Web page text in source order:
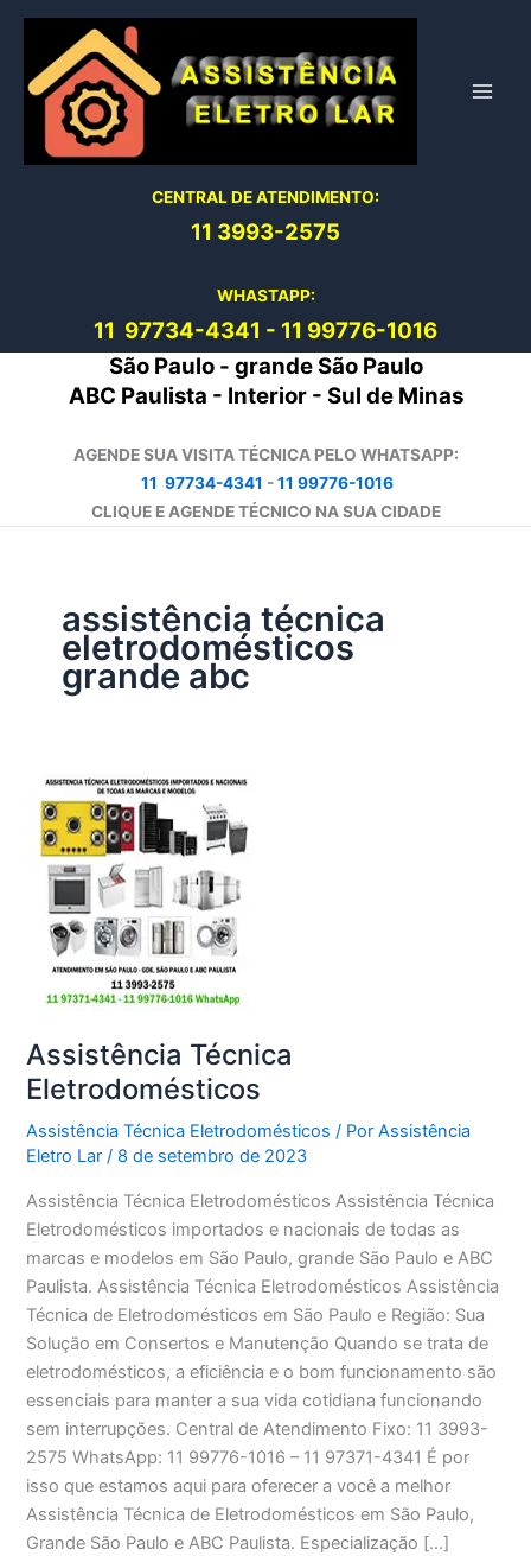
conteúdo
CENTRAL DE ATENDIMENTO:
11 3993-2575
WHASTAPP:
11 97734-4341 - 11 99776-1016
São Paulo - grande São Paulo
ABC Paulista - Interior - Sul de Minas
AGENDE SUA VISITA TÉCNICA PELO WHATSAPP:
11 97734-4341 -11 99776-1016
CLIQUE E AGENDE TÉCNICO NA SUA CIDADE
assistência técnica
eletrodomésticos
grande abc
Assistência Técnica
Eletrodomésticos
Assistência Técnica Eletrodomésticos / PorAssistência
Eletro Lar/ 8 de setembro de 2023
Assistência Técnica Eletrodomésticos Assistência Técnica
Eletrodomésticos importados e nacionais de todas as
marcas e modelos em São Paulo, grande São Paulo e ABC
Paulista. Assistência Técnica Eletrodomésticos Assistência
Técnica de Eletrodomésticos em São Paulo e Região: Sua
Solução em Consertos e Manutenção Quando se trata de
eletrodomésticos, a eficiência e o bom funcionamento são
essenciais para manter a sua vida cotidiana funcionando
sem interrupções. Central de Atendimento Fixo: 11 3993-
2575 WhatsApp: 11 99776-1016 – 11 97371-4341 É por
isso que estamos aqui para oferecer a você a melhor
Assistência Técnica de Eletrodomésticos em São Paulo,
Grande São Paulo e ABC Paulista. Especialização […]